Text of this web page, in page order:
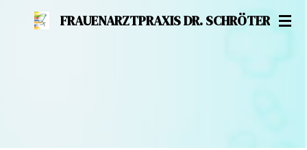
FRAUENARZTPRAXIS DR. SCHRÖTER